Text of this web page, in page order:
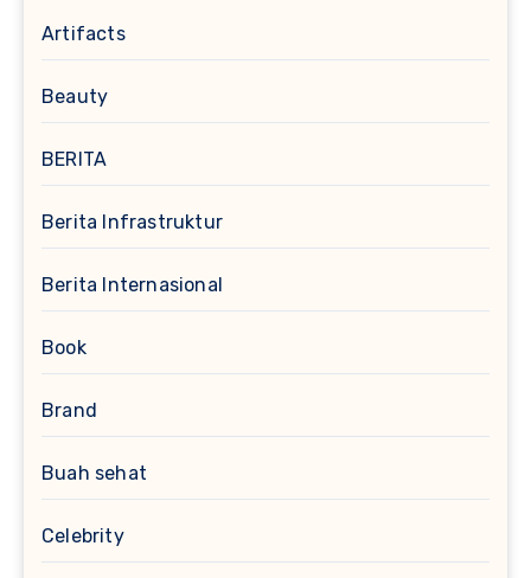
Artifacts
Beauty
BERITA
Berita Infrastruktur
Berita Internasional
Book
Brand
Buah sehat
Celebrity